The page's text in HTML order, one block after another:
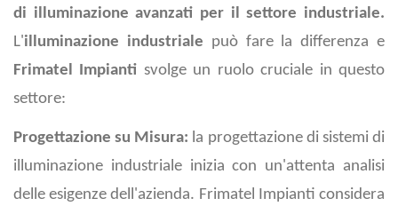
di illuminazione avanzati per il settore industriale.
L'illuminazione industriale può fare la differenza e
Frimatel Impianti svolge un ruolo cruciale in questo
settore:
Progettazione su Misura: la progettazione di sistemi di
illuminazione industriale inizia con un'attenta analisi
delle esigenze dell'azienda. Frimatel Impianti considera